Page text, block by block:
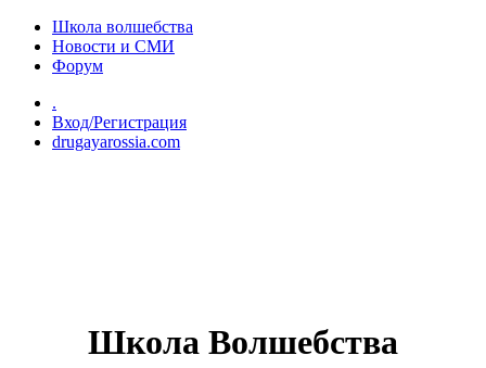
Перейти к основному содержанию
Школа волшебства
Новости и СМИ
Форум
.
Вход/Регистрация
drugayarossia.com
Школа Волшебства